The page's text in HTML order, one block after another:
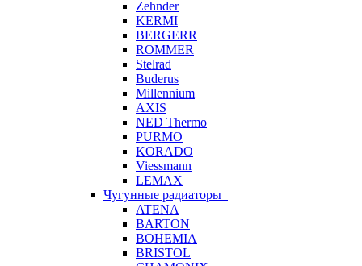
Zehnder
KERMI
BERGERR
ROMMER
Stelrad
Buderus
Millennium
AXIS
NED Thermo
PURMO
KORADO
Viessmann
LEMAX
Чугунные радиаторы
ATENA
BARTON
BOHEMIA
BRISTOL